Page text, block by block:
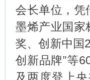
会长单位，凭
墨烯产业国家
奖、创新中国
创新品牌”等
及两度登上